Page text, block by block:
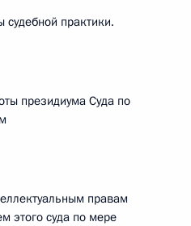
судебной практики.
президиума Суда по
правам
этого суда по мере